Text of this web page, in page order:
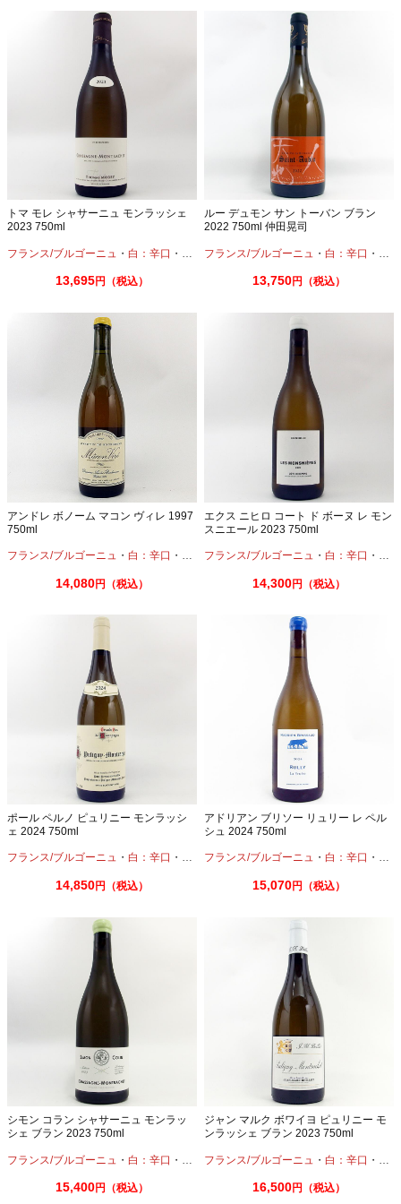
トマ モレ シャサーニュ モンラッシェ
2023 750ml
フランス/ブルゴーニュ ・ 白：辛口 ・ シャルドネ
13,695円（税込）
ルー デュモン サン トーバン ブラン
2022 750ml 仲田晃司
フランス/ブルゴーニュ ・ 白：辛口 ・
13,750円（税込）
アンドレ ボノーム マコン ヴィレ 1997
750ml
フランス/ブルゴーニュ ・ 白：辛口 ・ シャルドネ
14,080円（税込）
エクス ニヒロ コート ド ボーヌ レ モン
スニエール 2023 750ml
フランス/ブルゴーニュ ・ 白：辛口 ・ シ
14,300円（税込）
ポール ペルノ ピュリニー モンラッシ
ェ 2024 750ml
フランス/ブルゴーニュ ・ 白：辛口 ・ シャルドネ
14,850円（税込）
アドリアン ブリソー リュリー レ ペル
シュ 2024 750ml
フランス/ブルゴーニュ ・ 白：辛口 ・ シ
15,070円（税込）
シモン コラン シャサーニュ モンラッ
シェ ブラン 2023 750ml
フランス/ブルゴーニュ ・ 白：辛口 ・ シャルドネ
15,400円（税込）
ジャン マルク ボワイヨ ピュリニー モ
ンラッシェ ブラン 2023 750ml
フランス/ブルゴーニュ ・ 白：辛口 ・ シ
16,500円（税込）